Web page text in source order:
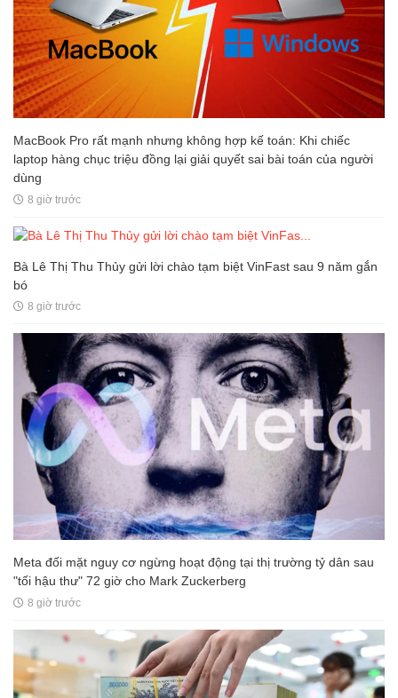
MacBook Pro rất mạnh nhưng không hợp kế toán: Khi chiếc
laptop hàng chục triệu đồng lại giải quyết sai bài toán của người
dùng
8 giờ trước
Bà Lê Thị Thu Thủy gửi lời chào tạm biệt VinFast sau 9 năm gắn
bó
8 giờ trước
Meta đối mặt nguy cơ ngừng hoạt động tại thị trường tỷ dân sau
"tối hậu thư" 72 giờ cho Mark Zuckerberg
8 giờ trước